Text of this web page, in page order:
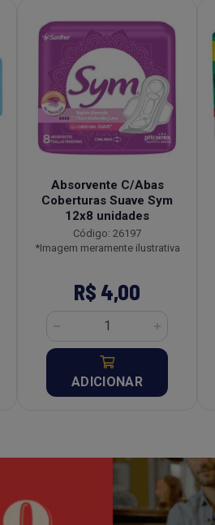
Absorvente C/Abas
Coberturas Suave Sym
12x8 unidades
Código: 26197
*Imagem meramente ilustrativa
R$ 4,00
ADICIONAR